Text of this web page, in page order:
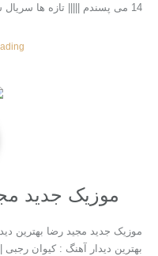
14 می پسندم ||||| تازه ها سریال سرابک لینک
موزیک جدید
موزیک جدید مجید رضا بهترین
بهترین دیدار آهنگ : کیوان